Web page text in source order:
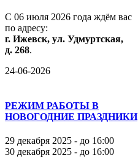
С 06 июля 2026 года ждём вас
по адресу:
г. Ижевск, ул. Удмуртская,
д. 268.
24-06-2026
РЕЖИМ РАБОТЫ В
НОВОГОДНИЕ ПРАЗДНИКИ
29 декабря 2025 - до 16:00
30 декабря 2025 - до 16:00